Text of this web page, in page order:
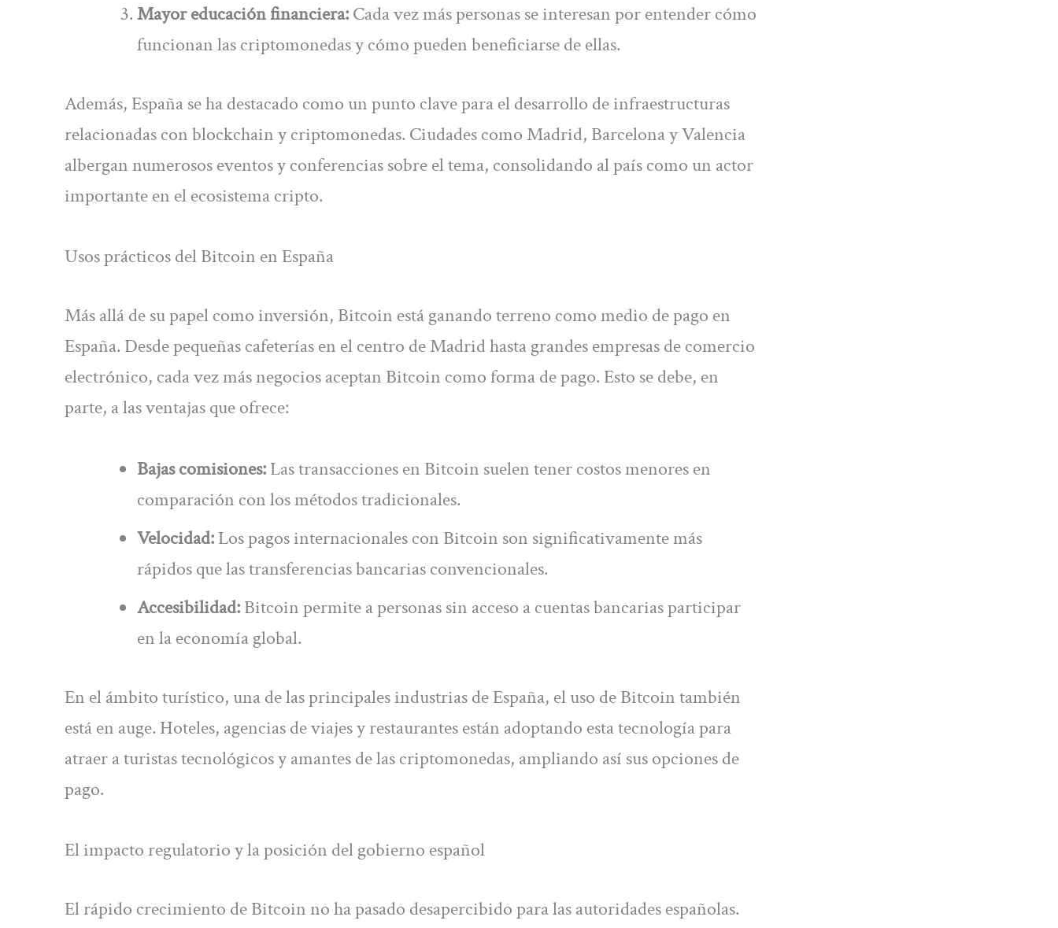
Mayor educación financiera:Cada vez más personas se interesan por entender cómo
funcionan las criptomonedas y cómo pueden beneficiarse de ellas.
Además, España se ha destacado como un punto clave para el desarrollo de infraestructuras
relacionadas con blockchain y criptomonedas. Ciudades como Madrid, Barcelona y Valencia
albergan numerosos eventos y conferencias sobre el tema, consolidando al país como un actor
importante en el ecosistema cripto.
Usos prácticos del Bitcoin en España
Más allá de su papel como inversión, Bitcoin está ganando terreno como medio de pago en
España. Desde pequeñas cafeterías en el centro de Madrid hasta grandes empresas de comercio
electrónico, cada vez más negocios aceptan Bitcoin como forma de pago. Esto se debe, en
parte, a las ventajas que ofrece:
Bajas comisiones:Las transacciones en Bitcoin suelen tener costos menores en
comparación con los métodos tradicionales.
Velocidad:Los pagos internacionales con Bitcoin son significativamente más
rápidos que las transferencias bancarias convencionales.
Accesibilidad:Bitcoin permite a personas sin acceso a cuentas bancarias participar
en la economía global.
En el ámbito turístico, una de las principales industrias de España, el uso de Bitcoin también
está en auge. Hoteles, agencias de viajes y restaurantes están adoptando esta tecnología para
atraer a turistas tecnológicos y amantes de las criptomonedas, ampliando así sus opciones de
pago.
El impacto regulatorio y la posición del gobierno español
El rápido crecimiento de Bitcoin no ha pasado desapercibido para las autoridades españolas.